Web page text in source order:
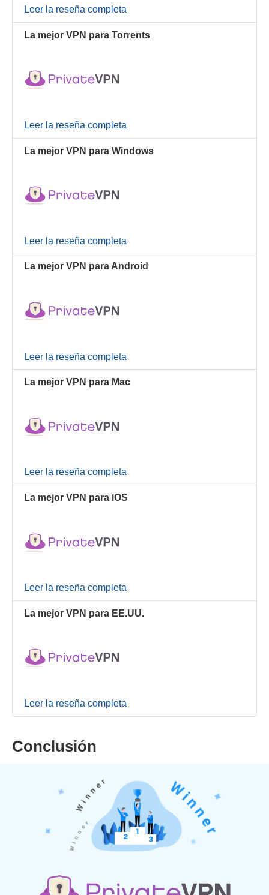
Leer la reseña completa
La mejor VPN para Torrents
Leer la reseña completa
La mejor VPN para Windows
Leer la reseña completa
La mejor VPN para Android
Leer la reseña completa
La mejor VPN para Mac
Leer la reseña completa
La mejor VPN para iOS
Leer la reseña completa
La mejor VPN para EE.UU.
Leer la reseña completa
Conclusión